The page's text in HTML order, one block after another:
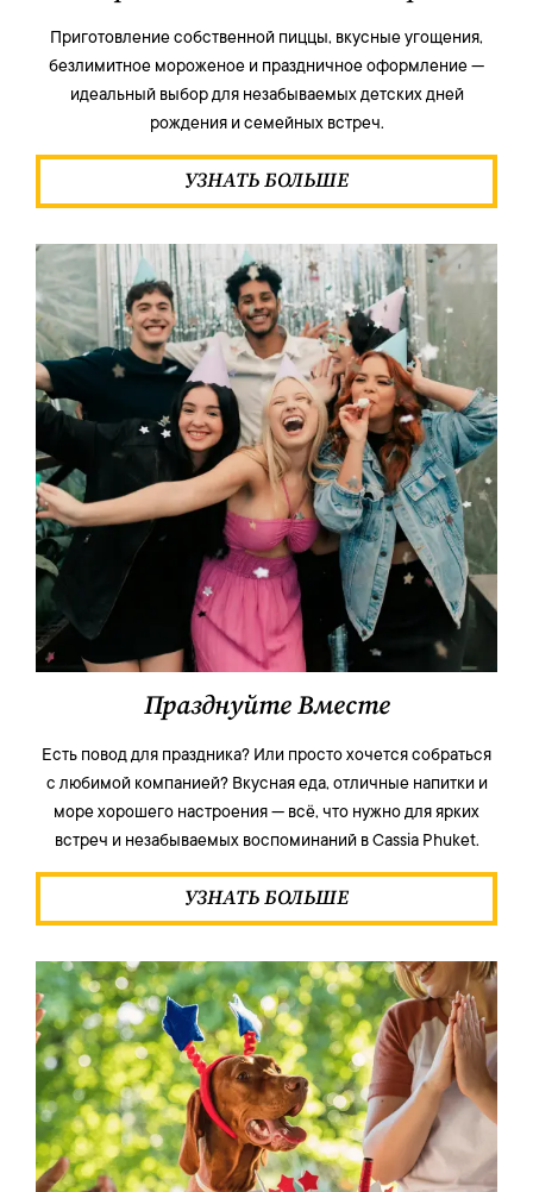
Приготовление собственной пиццы, вкусные угощения,
безлимитное мороженое и праздничное оформление —
идеальный выбор для незабываемых детских дней
рождения и семейных встреч.
УЗНАТЬ БОЛЬШЕ
Празднуйте Вместе
Есть повод для праздника? Или просто хочется собраться
с любимой компанией? Вкусная еда, отличные напитки и
море хорошего настроения — всё, что нужно для ярких
встреч и незабываемых воспоминаний в Cassia Phuket.
УЗНАТЬ БОЛЬШЕ